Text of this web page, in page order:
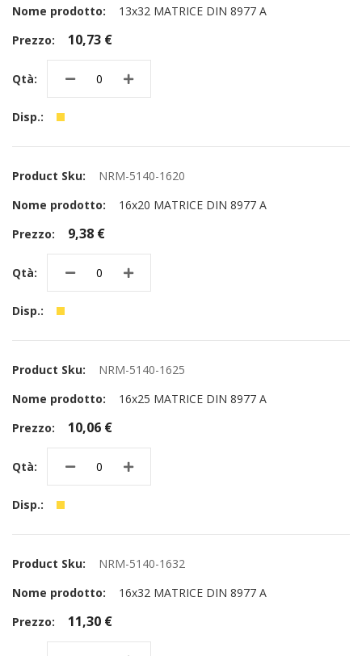
13x32 MATRICE DIN 8977 A
10,73 €
NRM-5140-1620
16x20 MATRICE DIN 8977 A
9,38 €
NRM-5140-1625
16x25 MATRICE DIN 8977 A
10,06 €
NRM-5140-1632
16x32 MATRICE DIN 8977 A
11,30 €